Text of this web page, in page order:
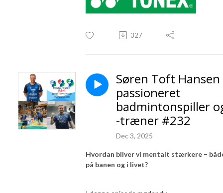
327
Søren Toft Hansen
passioneret
badmintonspiller
-træner #232
Dec 3, 2025
Hvordan bliver vi mentalt stærkere –
på banen og i livet?